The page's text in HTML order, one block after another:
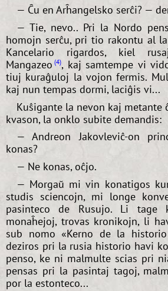
— Ĉu en Arĥangelsko serĉi? —
— Tie, nevo.. Pri la Nordo
homojn serĉu, pri tio rakontu al
Kancelario rigardos, kiel
Mangazeo 4 , kaj samtempe vi
tiuj kuraĝuloj la vojon fermis.
kaj nun tempas dormi, laciĝis vi...
Kuŝigante la nevon kaj
kvason, la onklo subite demandis:
— Andreon Jakovleviĉ-on
konas?
— Ne konas, oĉjo.
— Morgaŭ mi vin konatigos
studis sciencojn, mi longe
pasinteco de Rusujo. Li tage
monaĥejoj, trovas kronikojn, li
sub nomo «Kerno de la
deziros pri la rusia historio havi
penso, ke ni malmulte scias pri
pensas pri la pasintaj tagoj,
por la estonteco...